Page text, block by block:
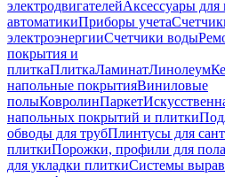
электродвигателейАксессуары для
автоматикиПриборы учета
электроэнергииСчетчики воды
покрытия и
плиткаПлиткаЛаминатЛинолеум
напольные покрытияВиниловые
полыКовролинПаркет
напольных покрытий и плитки
обводы для трубПлинтусы для
плиткиПорожки, профили для
для укладки плиткиСистемы